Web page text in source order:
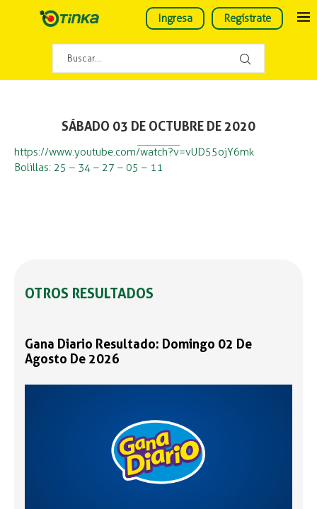
Ingresa Regístrate
SÁBADO 03 DE OCTUBRE DE 2020
https://www.youtube.com/watch?v=vUD55ojY6mk
Bolillas: 25 – 34 – 27 – 05 – 11
OTROS RESULTADOS
Gana Diario Resultado: Domingo 02 De
Agosto De 2026